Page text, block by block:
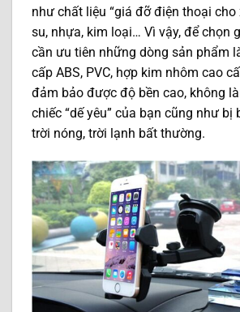
như chất liệu “giá đỡ điện thoại cho
su, nhựa, kim loại… Vì vậy, để chọn
cần ưu tiên những dòng sản phẩm
cấp ABS, PVC, hợp kim nhôm cao
đảm bảo được độ bền cao, không
chiếc “dế yêu” của bạn cũng như bị
trời nóng, trời lạnh bất thường.